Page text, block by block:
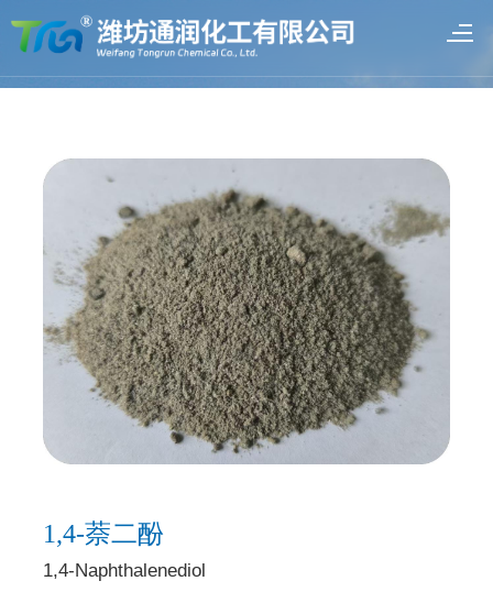
1,4-萘二酚
1,4-Naphthalenediol